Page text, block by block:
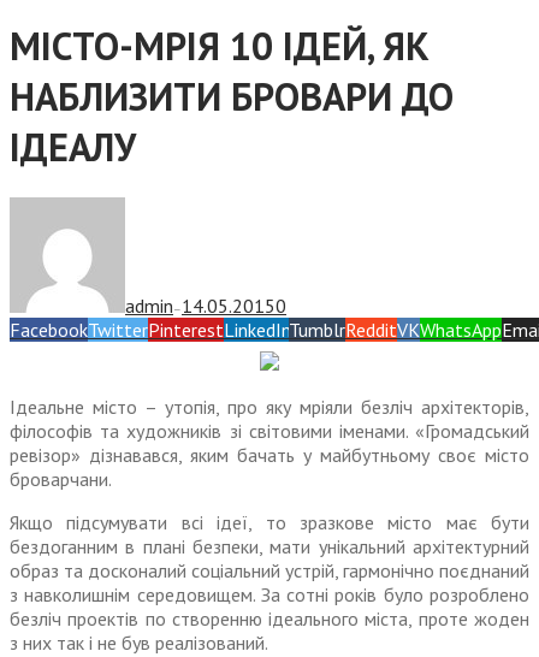
МІСТО-МРІЯ 10 ІДЕЙ, ЯК
НАБЛИЗИТИ БРОВАРИ ДО
ІДЕАЛУ
admin — 14.05.20150
FacebookTwitterPinterestLinkedInTumblrRedditVKWhatsApp
Ідеальне місто – утопія, про яку мріяли безліч архітекторів,
філософів та художників зі світовими іменами. «Громадський
ревізор» дізнавався, яким бачать у майбутньому своє місто
броварчани.
Якщо підсумувати всі ідеї, то зразкове місто має бути
бездоганним в плані безпеки, мати унікальний архітектурний
образ та досконалий соціальний устрій, гармонічно поєднаний
з навколишнім середовищем. За сотні років було розроблено
безліч проектів по створенню ідеального міста, проте жоден
з них так і не був реалізований.